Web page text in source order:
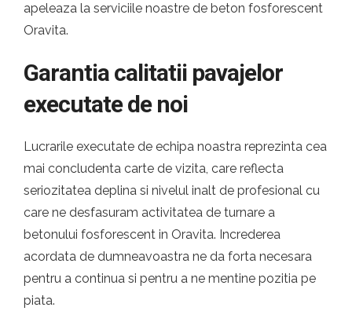
apeleaza la serviciile noastre de beton fosforescent
Oravita.
Garantia calitatii pavajelor
executate de noi
Lucrarile executate de echipa noastra reprezinta cea
mai concludenta carte de vizita, care reflecta
seriozitatea deplina si nivelul inalt de profesional cu
care ne desfasuram activitatea de turnare a
betonului fosforescent in Oravita. Increderea
acordata de dumneavoastra ne da forta necesara
pentru a continua si pentru a ne mentine pozitia pe
piata.